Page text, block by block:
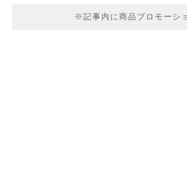
※記事内に商品プロモーシ